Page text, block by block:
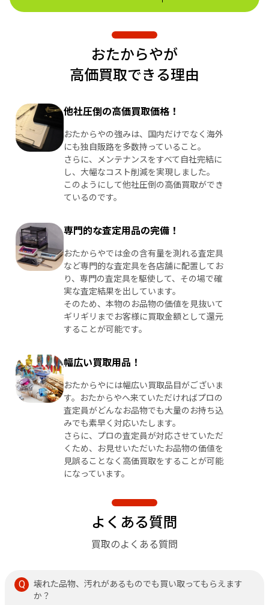
おたからやが
高価買取できる理由
他社圧倒の高価買取価格！
おたからやの強みは、国内だけでなく海外
にも独自販路を多数持っていること。
さらに、メンテナンスをすべて自社完結に
し、大幅なコスト削減を実現しました。
このようにして他社圧倒の高価買取ができ
ているのです。
専門的な査定用品の完備！
おたからやでは金の含有量を測れる査定具
など専門的な査定具を各店舗に配置してお
り、専門の査定具を駆使して、その場で確
実な査定結果を出しています。
そのため、本物のお品物の価値を見抜いて
ギリギリまでお客様に買取金額として還元
することが可能です。
幅広い買取用品！
おたからやには幅広い買取品目がございま
す。おたからやへ来ていただければプロの
査定員がどんなお品物でも大量のお持ち込
みでも素早く対応いたします。
さらに、プロの査定員が対応させていただ
くため、お見せいただいたお品物の価値を
見誤ることなく高価買取をすることが可能
になっています。
よくある質問
買取のよくある質問
壊れた品物、汚れがあるものでも買い取ってもらえます
か？